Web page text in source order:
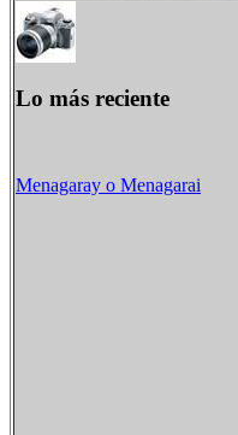
Lo más reciente
Menagaray o Menagarai